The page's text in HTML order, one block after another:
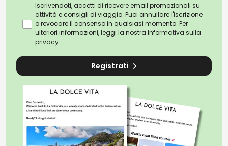
Iscrivendoti, accetti di ricevere email promozionali su
attività e consigli di viaggio. Puoi annullare l'iscrizione
o revocare il consenso in qualsiasi momento. Per
ulteriori informazioni, leggi la nostra Informativa sulla
privacy
Registrati